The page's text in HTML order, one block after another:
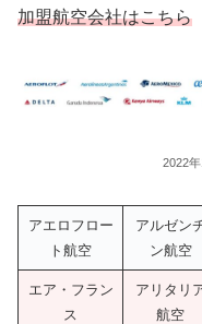
加盟航空会社はこちら
2022
アエロフロー
ト航空
アルゼン
ン航空
エア・フラン
ス
アリタリ
航空